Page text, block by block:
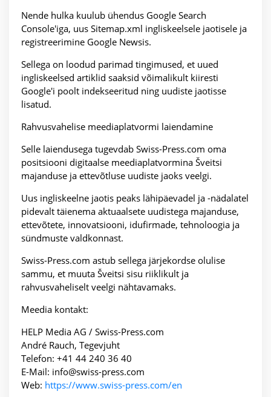
Nende hulka kuulub ühendus Google Search
Console'iga, uus Sitemap.xml ingliskeelsele jaotisele ja
registreerimine Google Newsis.
Sellega on loodud parimad tingimused, et uued
ingliskeelsed artiklid saaksid võimalikult kiiresti
Google'i poolt indekseeritud ning uudiste jaotisse
lisatud.
Rahvusvahelise meediaplatvormi laiendamine
Selle laiendusega tugevdab Swiss-Press.com oma
positsiooni digitaalse meediaplatvormina Šveitsi
majanduse ja ettevõtluse uudiste jaoks veelgi.
Uus ingliskeelne jaotis peaks lähipäevadel ja -nädalatel
pidevalt täienema aktuaalsete uudistega majanduse,
ettevõtete, innovatsiooni, idufirmade, tehnoloogia ja
sündmuste valdkonnast.
Swiss-Press.com astub sellega järjekordse olulise
sammu, et muuta Šveitsi sisu riiklikult ja
rahvusvaheliselt veelgi nähtavamaks.
Meedia kontakt:
HELP Media AG / Swiss-Press.com
André Rauch, Tegevjuht
Telefon: +41 44 240 36 40
E-Mail: info@swiss-press.com
Web: https://www.swiss-press.com/en